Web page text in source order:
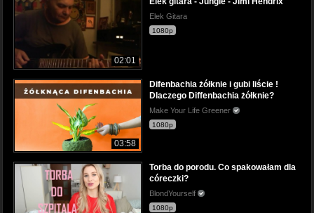
02:01
Elek Gitara
1080p
03:58
Difenbachia żółknie i gubi liście !
Dlaczego Diffenbachia żółknie?
Make Your Life Greener
1080p
Torba do porodu. Co spakowałam dla
córeczki?
BlondYourself
1080p